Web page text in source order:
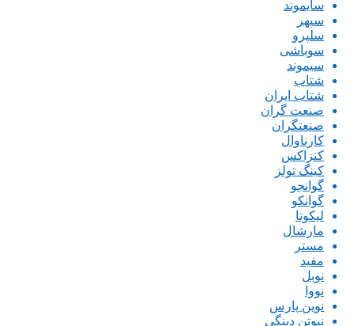
سایموند
سپهر
سلپرو
سوباشی
سیموند
شتاب
شتاب ایران
صنعت گران
صنعتگران
کارناوال
کنزاکس
کینگ تولز
گوانجو
گوانکو
لیکوتا
مارشال
مستر
مفید
نوبل
نووا
نوین پارس
نیوتن دینگی